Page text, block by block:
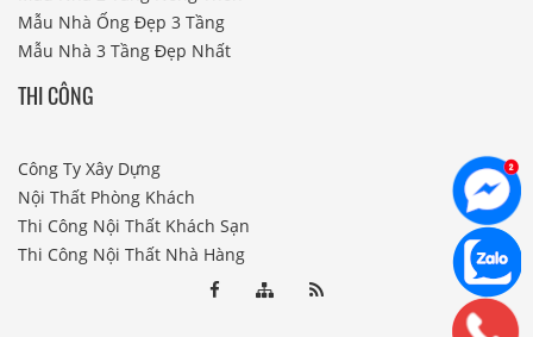
Mẫu Nhà Ống Đẹp 3 Tầng
Mẫu Nhà 3 Tầng Đẹp Nhất
THI CÔNG
Công Ty Xây Dựng
Nội Thất Phòng Khách
Thi Công Nội Thất Khách Sạn
Thi Công Nội Thất Nhà Hàng